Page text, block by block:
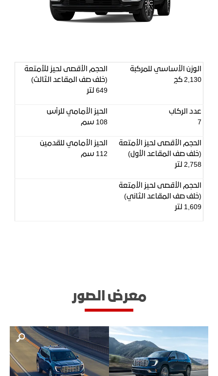
الوزن الأساسي للمركبة
2,130 كج
الحجم الأقصى لحيز للأمتعة
(خلف صف المقاعد الثالث)
649 لتر
عدد الركاب
7
الحيز الأمامي للرأس
108 سم
الحجم الأقصى لحيز الأمتعة
(خلف صف المقاعد الأول)
2,758 لتر
الحيز الأمامي للقدمين
112 سم
الحجم الأقصى لحيز الأمتعة
(خلف صف المقاعد الثاني)
1,609 لتر
معرض الصور